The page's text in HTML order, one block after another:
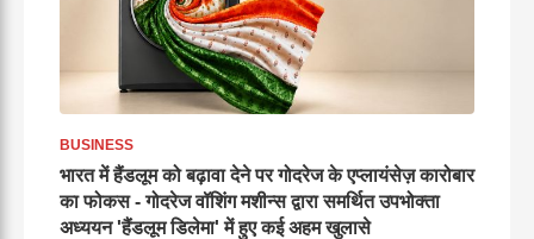
BUSINESS
भारत में हैंडलूम को बढ़ावा देने पर गोदरेज के एप्लायंसेज़ कारोबार
का फोकस - गोदरेज वॉशिंग मशीन्स द्वारा समर्थित उपभोक्ता
अध्ययन 'हैंडलूम डिलेमा' में हुए कई अहम खुलासे